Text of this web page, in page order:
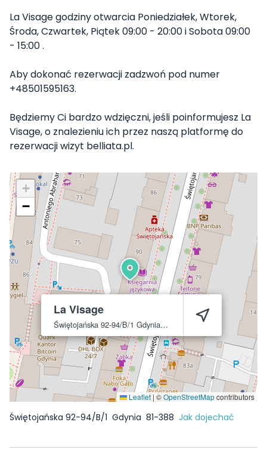
La Visage godziny otwarcia Poniedziałek, Wtorek,
Środa, Czwartek, Piątek 09:00 - 20:00 i Sobota 09:00
- 15:00 .
Aby dokonać rezerwacji zadzwoń pod numer
+48501595163.
Będziemy Ci bardzo wdzięczni, jeśli poinformujesz La
Visage, o znalezieniu ich przez naszą platformę do
rezerwacji wizyt belliata.pl.
La Visage
Świętojańska 92-94/B/1 Gdynia 81-388
+
−
Leaflet |©OpenStreetMapcontributors
Świętojańska 92-94/B/1 Gdynia 81-388 Jak dojechać